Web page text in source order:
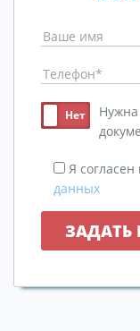
Я согласен
данных